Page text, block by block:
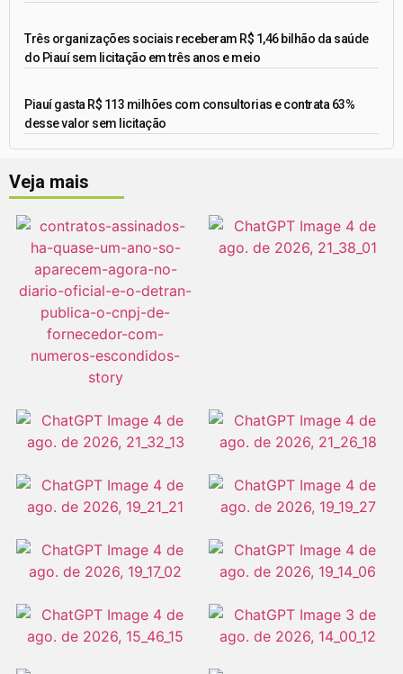
Três organizações sociais receberam R$ 1,46 bilhão da saúde
do Piauí sem licitação em três anos e meio
Piauí gasta R$ 113 milhões com consultorias e contrata 63%
desse valor sem licitação
Veja mais